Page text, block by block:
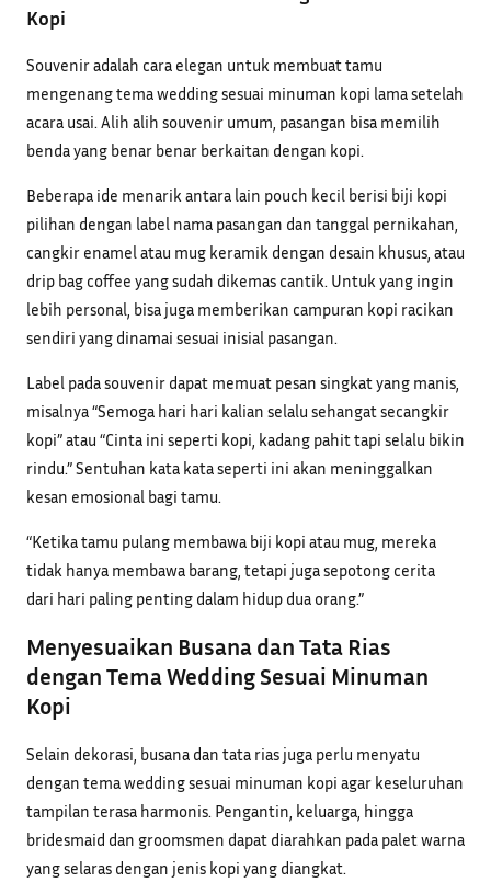
Kopi
Souvenir adalah cara elegan untuk membuat tamu
mengenang tema wedding sesuai minuman kopi lama setelah
acara usai. Alih alih souvenir umum, pasangan bisa memilih
benda yang benar benar berkaitan dengan kopi.
Beberapa ide menarik antara lain pouch kecil berisi biji kopi
pilihan dengan label nama pasangan dan tanggal pernikahan,
cangkir enamel atau mug keramik dengan desain khusus, atau
drip bag coffee yang sudah dikemas cantik. Untuk yang ingin
lebih personal, bisa juga memberikan campuran kopi racikan
sendiri yang dinamai sesuai inisial pasangan.
Label pada souvenir dapat memuat pesan singkat yang manis,
misalnya “Semoga hari hari kalian selalu sehangat secangkir
kopi” atau “Cinta ini seperti kopi, kadang pahit tapi selalu bikin
rindu.” Sentuhan kata kata seperti ini akan meninggalkan
kesan emosional bagi tamu.
“Ketika tamu pulang membawa biji kopi atau mug, mereka
tidak hanya membawa barang, tetapi juga sepotong cerita
dari hari paling penting dalam hidup dua orang.”
Menyesuaikan Busana dan Tata Rias
dengan Tema Wedding Sesuai Minuman
Kopi
Selain dekorasi, busana dan tata rias juga perlu menyatu
dengan tema wedding sesuai minuman kopi agar keseluruhan
tampilan terasa harmonis. Pengantin, keluarga, hingga
bridesmaid dan groomsmen dapat diarahkan pada palet warna
yang selaras dengan jenis kopi yang diangkat.